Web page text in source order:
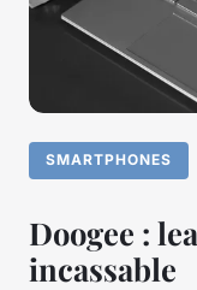
SMARTPHONES
Doogee :
incassable